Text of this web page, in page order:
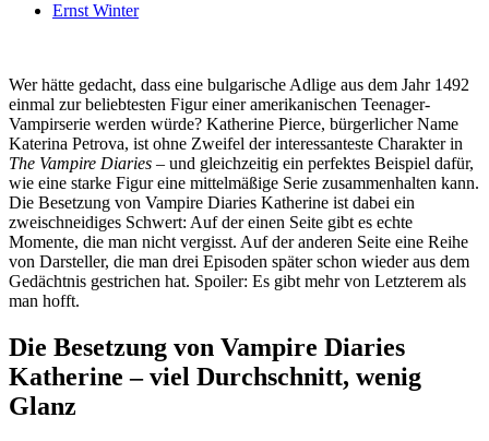
Ernst Winter
Wer hätte gedacht, dass eine bulgarische Adlige aus dem Jahr 1492
einmal zur beliebtesten Figur einer amerikanischen Teenager-
Vampirserie werden würde? Katherine Pierce, bürgerlicher Name
Katerina Petrova, ist ohne Zweifel der interessanteste Charakter in
The Vampire Diaries – und gleichzeitig ein perfektes Beispiel dafür,
wie eine starke Figur eine mittelmäßige Serie zusammenhalten kann.
Die Besetzung von Vampire Diaries Katherine ist dabei ein
zweischneidiges Schwert: Auf der einen Seite gibt es echte
Momente, die man nicht vergisst. Auf der anderen Seite eine Reihe
von Darsteller, die man drei Episoden später schon wieder aus dem
Gedächtnis gestrichen hat. Spoiler: Es gibt mehr von Letzterem als
man hofft.
Die Besetzung von Vampire Diaries
Katherine – viel Durchschnitt, wenig
Glanz